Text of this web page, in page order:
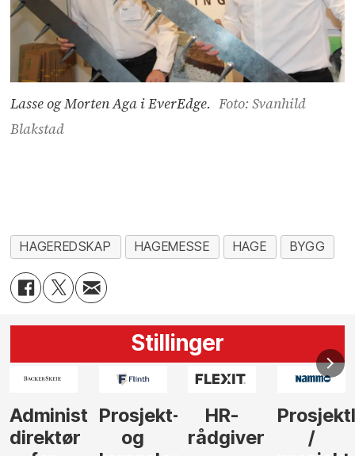
Lasse og Morten Aga i EverEdge. Foto: Svanhild
Blakstad
HAGEREDSKAP HAGEMESSE HAGE BYGG
Stillinger
HR-
rådgiver
Prosjektleder
/
Vi
behøver
Anlegg
søker